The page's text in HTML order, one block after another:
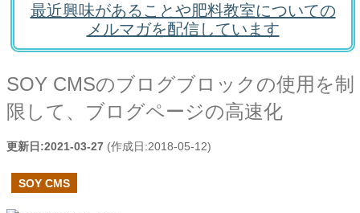
最近興味があることや肥料教室についての
メルマガを配信しています
SOY CMSのブログブロックの使用を制
限して、ブログページの高速化
更新日:2021-03-27 (作成日:2018-05-12)
SOY CMS